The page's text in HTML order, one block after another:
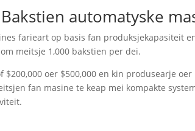
Bakstien automatyske
farieart op basis fan produksjekapasiteit
meitsje 1,000 bakstien per dei.
oer $500,000 en kin produsearje
fan masine te keap mei kompakte